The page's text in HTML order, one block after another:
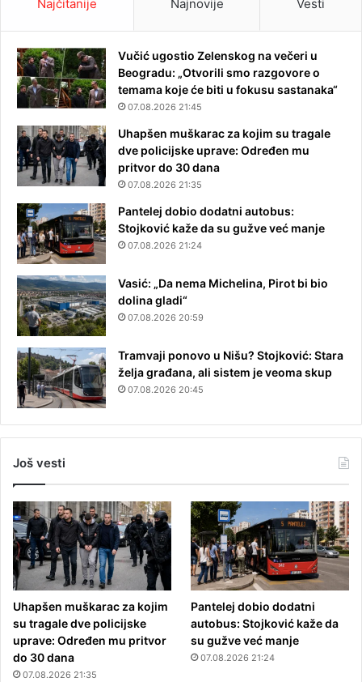
Najčitanije Najnovije Vesti
Vučić ugostio Zelenskog na večeri u
Beogradu: „Otvorili smo razgovore o
temama koje će biti u fokusu sastanaka“
07.08.2026 21:45
Uhapšen muškarac za kojim su tragale
dve policijske uprave: Određen mu
pritvor do 30 dana
07.08.2026 21:35
Pantelej dobio dodatni autobus:
Stojković kaže da su gužve već manje
07.08.2026 21:24
Vasić: „Da nema Michelina, Pirot bi bio
dolina gladi“
07.08.2026 20:59
Tramvaji ponovo u Nišu? Stojković: Stara
želja građana, ali sistem je veoma skup
07.08.2026 20:45
Još vesti
Uhapšen muškarac za kojim
su tragale dve policijske
uprave: Određen mu pritvor
do 30 dana
07.08.2026 21:35
Pantelej dobio dodatni
autobus: Stojković kaže da
su gužve već manje
07.08.2026 21:24